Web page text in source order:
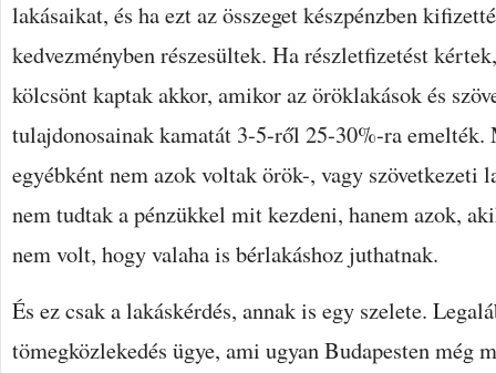
lakásaikat, és ha ezt az összeget készpénzben
kedvezményben részesültek. Ha részletfizetést
kölcsönt kaptak akkor, amikor az öröklakások és
tulajdonosainak kamatát 3-5-ről 25-30%-ra emelték.
egyébként nem azok voltak örök-, vagy szövetkezeti
nem tudtak a pénzükkel mit kezdeni, hanem azok,
nem volt, hogy valaha is bérlakáshoz juthatnak.
És ez csak a lakáskérdés, annak is egy szelete.
tömegközlekedés ügye, ami ugyan Budapesten még